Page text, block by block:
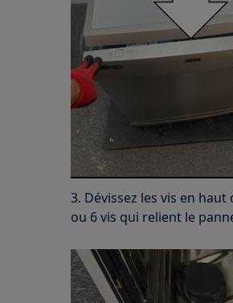
3. Dévissez les vis en
ou 6 vis qui relient le